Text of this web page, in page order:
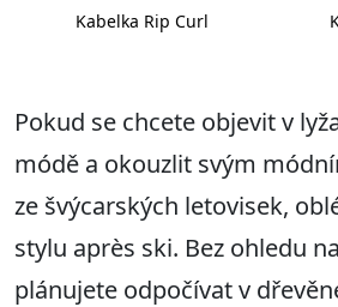
Kabelka Rip Curl
Pokud se chcete objevit v
módě a okouzlit svým
ze švýcarských letovisek,
stylu après ski. Bez ohledu
plánujete odpočívat v